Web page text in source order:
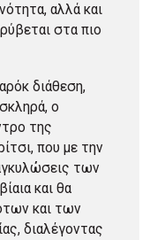
αλλά και
στα πιο
διάθεση,
ο
της
που με την
των
και θα
και των
διαλέγοντας